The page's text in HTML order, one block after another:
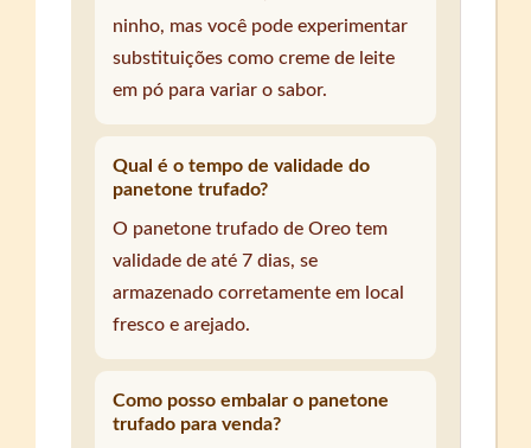
ninho, mas você pode experimentar
substituições como creme de leite
em pó para variar o sabor.
Qual é o tempo de validade do
panetone trufado?
O panetone trufado de Oreo tem
validade de até 7 dias, se
armazenado corretamente em local
fresco e arejado.
Como posso embalar o panetone
trufado para venda?